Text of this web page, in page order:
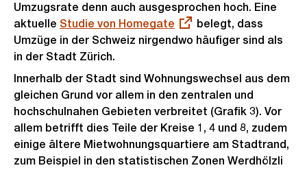
Umzugsrate denn auch ausgesprochen hoch. Eine
aktuelle Externer
Link:
Studie von Homegate
belegt, dass
Umzüge in der Schweiz nirgendwo häufiger sind als
in der Stadt Zürich.
Innerhalb der Stadt sind Wohnungswechsel aus dem
gleichen Grund vor allem in den zentralen und
hochschulnahen Gebieten verbreitet (Grafik 3). Vor
allem betrifft dies Teile der Kreise 1, 4 und 8, zudem
einige ältere Mietwohnungsquartiere am Stadtrand,
zum Beispiel in den statistischen Zonen Werdhölzli